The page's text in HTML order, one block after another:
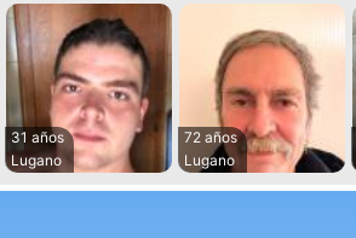
31 años
Lugano
72 años
Lugano